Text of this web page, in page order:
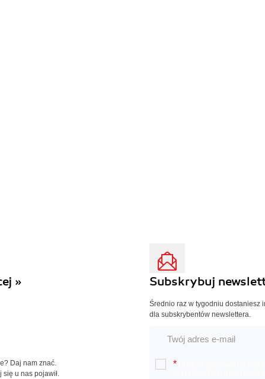
»
Daj nam znać.
się u nas pojawił.
Subskrybuj
Średnio raz w tygodniu dostaniesz
dla subskrybentów newslettera.
*